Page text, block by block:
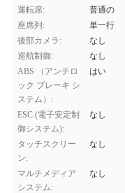
運転席:
普通の
座席列:
単一行
後部カメラ:
なし
巡航制御:
なし
ABS （アンチロ
ック ブレーキ シ
ステム）:
はい
ESC (電子安定制
御システム):
なし
タッチスクリー
ン:
なし
マルチメディア
システム:
なし